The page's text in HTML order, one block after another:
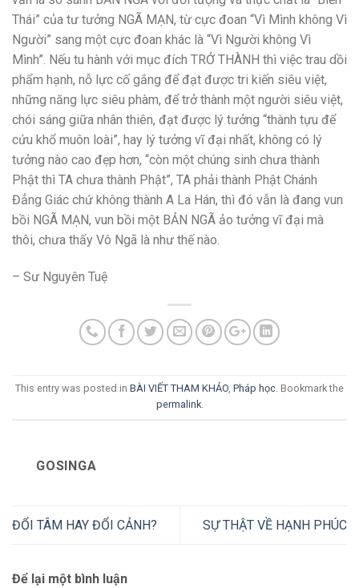
Thái” của tư tưởng NGÃ MẠN, từ cực đoan “Vì Mình không Vì
Người” sang một cực đoan khác là “Vì Người không Vì
Mình”. Nếu tu hành với mục đích TRỞ THÀNH thì việc trau dồi
phẩm hạnh, nỗ lực cố gắng để đạt được tri kiến siêu việt,
những năng lực siêu phàm, để trở thành một người siêu việt,
chói sáng giữa nhân thiên, đạt được lý tưởng “thành tựu để
cứu khổ muôn loài”, hay lý tưởng vĩ đại nhất, không có lý
tưởng nào cao đẹp hơn, “còn một chúng sinh chưa thành
Phật thì TA chưa thành Phật”, TA phải thành Phật Chánh
Đẳng Giác chứ không thành A La Hán, thì đó vẫn là đang vun
bồi NGÃ MẠN, vun bồi một BẢN NGÃ ảo tưởng vĩ đại mà
thôi, chưa thấy Vô Ngã là như thế nào.
– Sư Nguyên Tuệ
This entry was posted in BÀI VIẾT THAM KHẢO, Pháp học. Bookmark the
permalink.
GOSINGA
ĐỔI TÂM HAY ĐỔI CẢNH? SỰ THẬT VỀ HẠNH PHÚC
Để lại một bình luận